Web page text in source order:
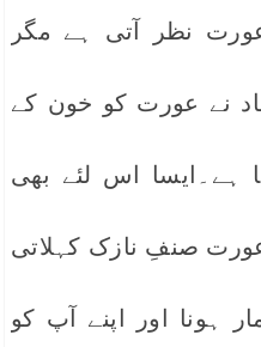
نظر آتی ہے مگر
نے عورت کو خون کے
ہے۔ایسا اس لئے بھی
صنفِ نازک کہلاتی
ہونا اور اپنے آپ کو